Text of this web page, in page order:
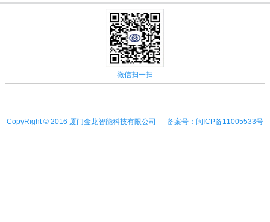
微信扫一扫
CopyRight © 2016 厦门金龙智能科技有限公司 备案号：闽ICP备11005533号